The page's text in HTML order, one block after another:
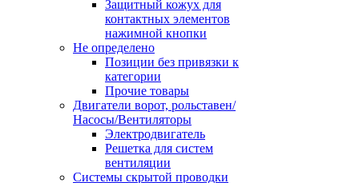
Защитный кожух для
контактных элементов
нажимной кнопки
Не определено
Позиции без привязки к
категории
Прочие товары
Двигатели ворот, рольставен/
Насосы/Вентиляторы
Электродвигатель
Решетка для систем
вентиляции
Системы скрытой проводки